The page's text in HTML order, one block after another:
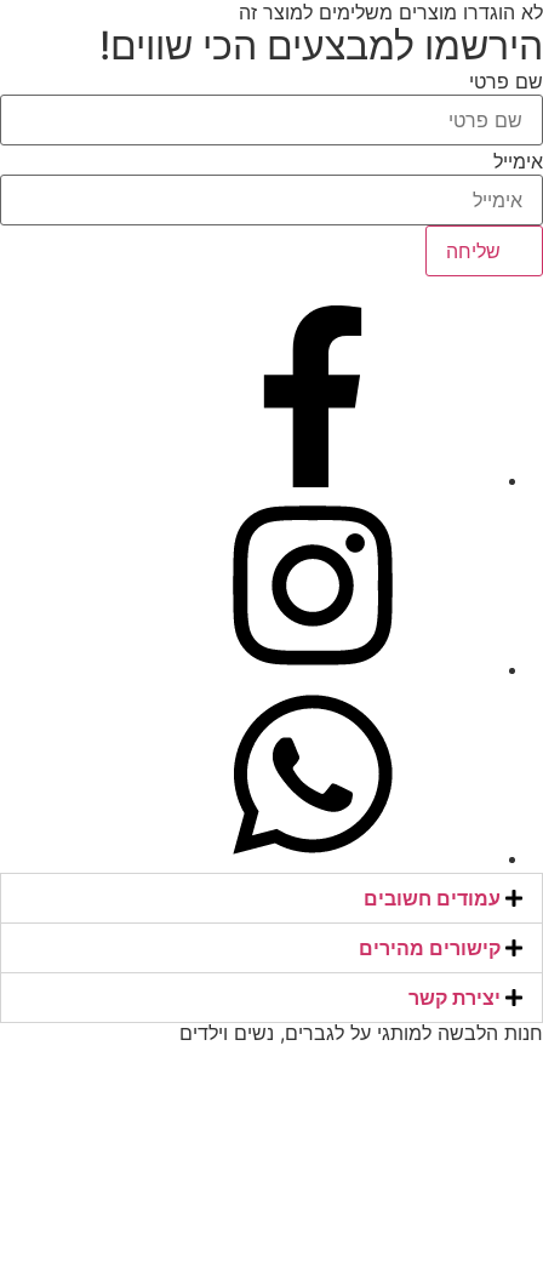
לא הוגדרו מוצרים משלימים למוצר זה
הירשמו למבצעים הכי שווים!
שם פרטי
אימייל
שליחה
עמודים חשובים
קישורים מהירים​
יצירת קשר​
חנות הלבשה למותגי על לגברים, נשים וילדים